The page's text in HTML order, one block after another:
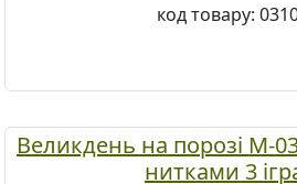
код товару:
Великдень на порозі М-
нитками 3